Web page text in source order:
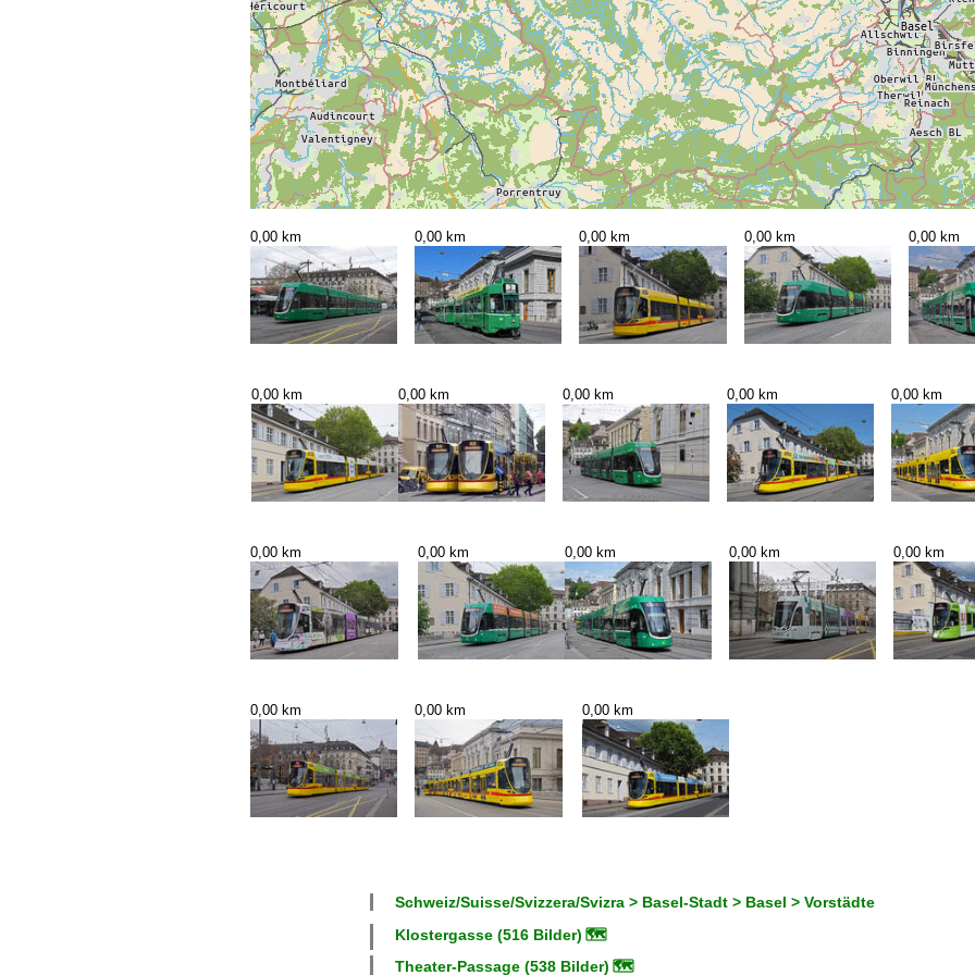
0,00 km 0,00 km 0,00 km 0,00 km 0,00 km
0,00 km 0,00 km 0,00 km 0,00 km 0,00 km
0,00 km 0,00 km 0,00 km 0,00 km 0,00 km
0,00 km 0,00 km 0,00 km
Schweiz/Suisse/Svizzera/Svizra > Basel-Stadt > Basel > Vorstädte
Klostergasse (516 Bilder) 🗺
Theater-Passage (538 Bilder) 🗺